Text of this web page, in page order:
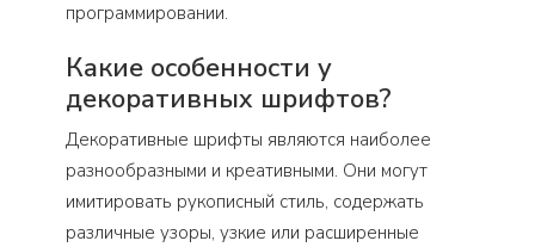
программировании.
Какие особенности у
декоративных шрифтов?
Декоративные шрифты являются наиболее
разнообразными и креативными. Они могут
имитировать рукописный стиль, содержать
различные узоры, узкие или расширенные